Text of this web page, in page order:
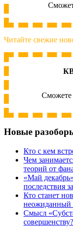
Читайте свежие
Сможете
Новые
Кто с кем
Чем
теорий от
«Май
последствия
Кто станет
неожиданный
Cмысл
совершенству?